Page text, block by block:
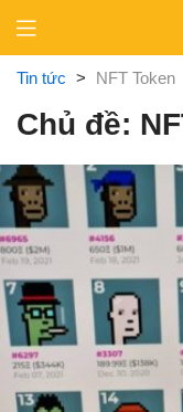
content
Tin tức > NFT Token
Chủ đề: